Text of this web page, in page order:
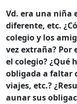
Vd. era una niña
diferente, etc.
colegio y los
vez extraña? Por
el colegio? ¿Qué
obligada a faltar
viajes, etc.?
aunar sus